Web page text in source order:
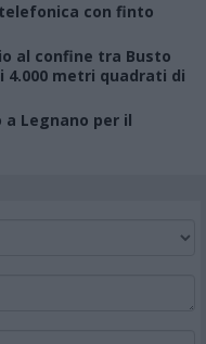
con finto
al confine tra Busto
4.000 metri quadrati di
Legnano per il